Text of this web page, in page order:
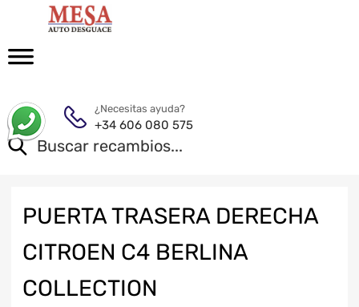
¿Necesitas ayuda?
+34 606 080 575
PUERTA TRASERA DERECHA
CITROEN C4 BERLINA
COLLECTION